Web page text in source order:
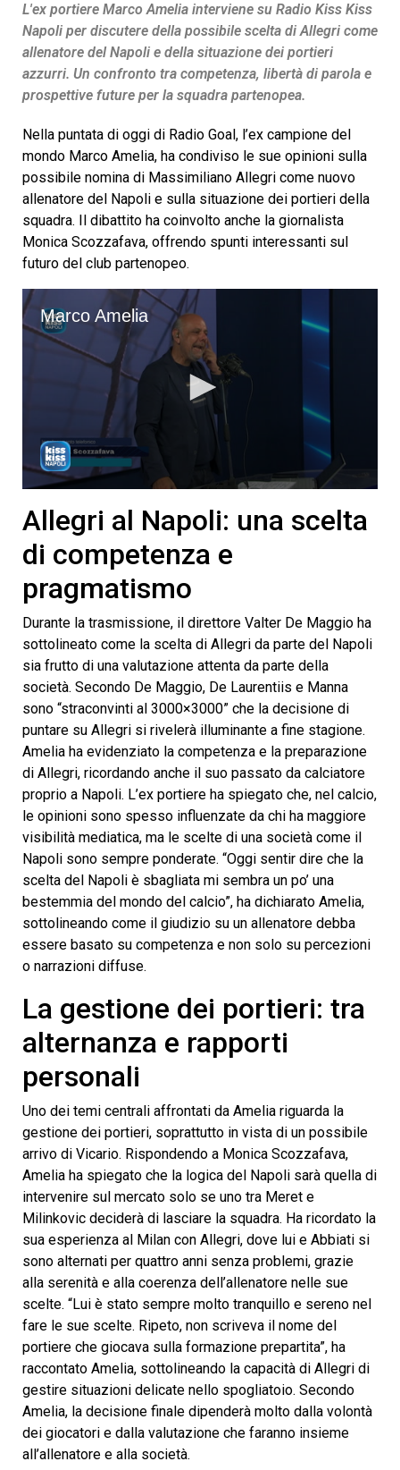
L'ex portiere Marco Amelia interviene su Radio Kiss Kiss
Napoli per discutere della possibile scelta di Allegri come
allenatore del Napoli e della situazione dei portieri
azzurri. Un confronto tra competenza, libertà di parola e
prospettive future per la squadra partenopea.
Nella puntata di oggi di Radio Goal, l’ex campione del
mondo Marco Amelia, ha condiviso le sue opinioni sulla
possibile nomina di Massimiliano Allegri come nuovo
allenatore del Napoli e sulla situazione dei portieri della
squadra. Il dibattito ha coinvolto anche la giornalista
Monica Scozzafava, offrendo spunti interessanti sul
futuro del club partenopeo.
Marco Amelia
seconds
of
minutes,
44
seconds
Allegri al Napoli: una scelta
di competenza e
pragmatismo
Durante la trasmissione, il direttore Valter De Maggio ha
sottolineato come la scelta di Allegri da parte del Napoli
sia frutto di una valutazione attenta da parte della
società. Secondo De Maggio, De Laurentiis e Manna
sono “straconvinti al 3000×3000” che la decisione di
puntare su Allegri si rivelerà illuminante a fine stagione.
Amelia ha evidenziato la competenza e la preparazione
di Allegri, ricordando anche il suo passato da calciatore
proprio a Napoli. L’ex portiere ha spiegato che, nel calcio,
le opinioni sono spesso influenzate da chi ha maggiore
visibilità mediatica, ma le scelte di una società come il
Napoli sono sempre ponderate. “Oggi sentir dire che la
scelta del Napoli è sbagliata mi sembra un po’ una
bestemmia del mondo del calcio”, ha dichiarato Amelia,
sottolineando come il giudizio su un allenatore debba
essere basato su competenza e non solo su percezioni
o narrazioni diffuse.
La gestione dei portieri: tra
alternanza e rapporti
personali
Uno dei temi centrali affrontati da Amelia riguarda la
gestione dei portieri, soprattutto in vista di un possibile
arrivo di Vicario. Rispondendo a Monica Scozzafava,
Amelia ha spiegato che la logica del Napoli sarà quella di
intervenire sul mercato solo se uno tra Meret e
Milinkovic deciderà di lasciare la squadra. Ha ricordato la
sua esperienza al Milan con Allegri, dove lui e Abbiati si
sono alternati per quattro anni senza problemi, grazie
alla serenità e alla coerenza dell’allenatore nelle sue
scelte. “Lui è stato sempre molto tranquillo e sereno nel
fare le sue scelte. Ripeto, non scriveva il nome del
portiere che giocava sulla formazione prepartita”, ha
raccontato Amelia, sottolineando la capacità di Allegri di
gestire situazioni delicate nello spogliatoio. Secondo
Amelia, la decisione finale dipenderà molto dalla volontà
dei giocatori e dalla valutazione che faranno insieme
all’allenatore e alla società.